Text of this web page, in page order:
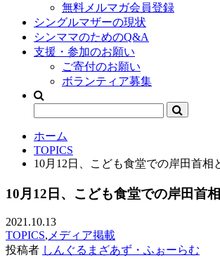
無料メルマガ会員登録
シングルマザーの現状
シンママのためのQ&A
支援・参加のお願い
ご寄付のお願い
ボランティア募集
ホーム
TOPICS
10月12日、こども食堂での岸田首
10月12日、こども食堂での岸田首
2021.10.13
TOPICS, メディア掲載
投稿者 しんぐるまざあず・ふぉーらむ